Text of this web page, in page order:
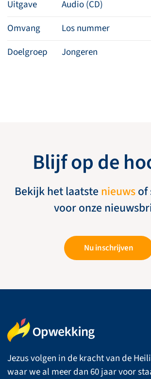
Uitgave
Audio (CD)
Omvang
Los nummer
Doelgroep
Jongeren
Blijf op de
Bekijk het laatste nieuwsof
voor onze
Nu inschrijven
Jezus volgen in de kracht van de
waar we al meer dan 60 jaar voor